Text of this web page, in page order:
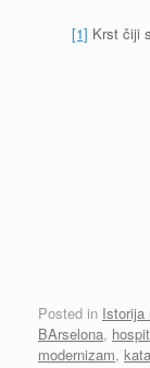
[1] Krst čiji
Posted in Istorija
BArselona,
modernizam,